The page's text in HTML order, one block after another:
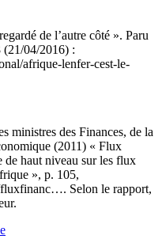
de l’autre côté ». Paru
(21/04/2016) :
afrique-lenfer-cest-le-
ministres des Finances, de la
(2011) « Flux
haut niveau sur les flux
», p. 105,
Selon le rapport,